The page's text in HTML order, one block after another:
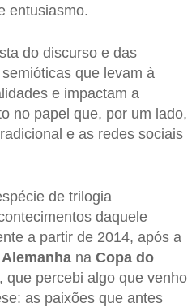
entusiasmo.
do discurso e das
que levam à
e impactam a
no papel que, por um lado,
e as redes sociais
de trilogia
daquele
a partir de 2014, após a
Alemanha na Copa do
que percebi algo que venho
as paixões que antes